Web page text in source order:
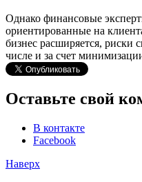
Однако финансовые
ориентированные на
бизнес расширяется, риски
числе и за счет
Оставьте свой
В контакте
Facebook
Наверх